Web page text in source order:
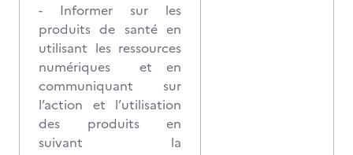
- Informer sur les
produits de santé en
utilisant les ressources
numériques et en
communiquant sur
l’action et l’utilisation
des produits en
suivant la